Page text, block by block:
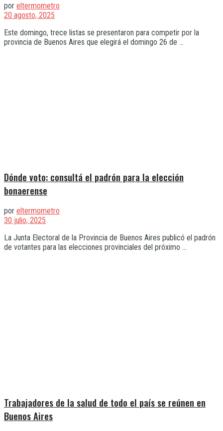
por eltermometro
20 agosto, 2025
Este domingo, trece listas se presentaron para competir por la
provincia de Buenos Aires que elegirá el domingo 26 de ...
Dónde voto: consultá el padrón para la elección
bonaerense
por eltermometro
30 julio, 2025
La Junta Electoral de la Provincia de Buenos Aires publicó el padrón
de votantes para las elecciones provinciales del próximo ...
Trabajadores de la salud de todo el país se reúnen en
Buenos Aires